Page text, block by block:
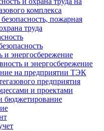
комплекса
пожарная
труда
и энергосбережение
и энергосбережение
на предприятии ТЭК
предприятия
и проектами
бюджетирование